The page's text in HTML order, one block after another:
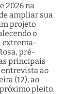
2026 na
ampliar sua
projeto
o
extrema-
pré-
principais
ao
(12), ao
pleito.